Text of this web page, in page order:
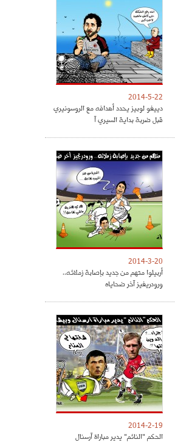
2014-5-22
دييغو لوبيز يحدد أهدافه مع الروسونيري
قبل ضربة بداية السيري آ
2014-3-20
أربيلوا متهم من جديد بإصابة زملائه..
ورودريغيز آخر ضحاياه
2014-2-19
الحكم "النائم" يدير مباراة آرسنال